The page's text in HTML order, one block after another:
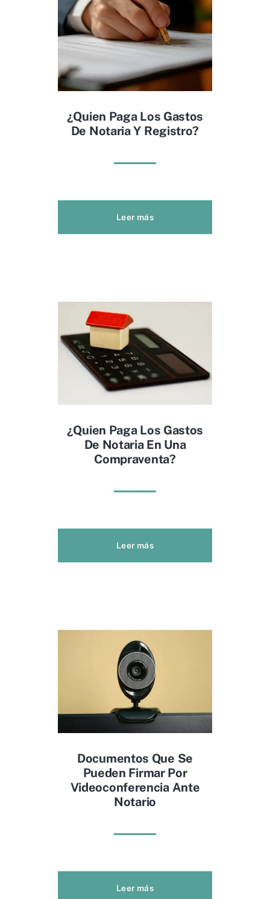
¿Quien Paga Los Gastos
De Notaria Y Registro?
Leer más
¿Quien Paga Los Gastos
De Notaria En Una
Compraventa?
Leer más
Documentos Que Se
Pueden Firmar Por
Videoconferencia Ante
Notario
Leer más